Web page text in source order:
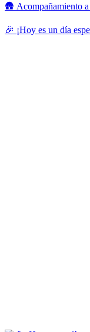
🛖 Acompañamiento
🎉 ¡Hoy es un día